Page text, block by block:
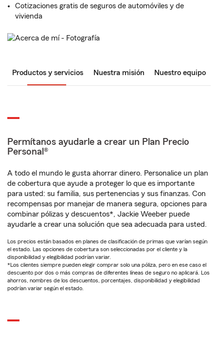
Cotizaciones gratis de seguros de automóviles y de
vivienda
Productos y servicios Nuestra misión Nuestro equipo
Permítanos ayudarle a crear un Plan Precio
Personal®
A todo el mundo le gusta ahorrar dinero. Personalice un plan
de cobertura que ayude a proteger lo que es importante
para usted: su familia, sus pertenencias y sus finanzas. Con
recompensas por manejar de manera segura, opciones para
combinar pólizas y descuentos*, Jackie Weeber puede
ayudarle a crear una solución que sea adecuada para usted.
Los precios están basados en planes de clasificación de primas que varían según
el estado. Las opciones de cobertura son seleccionadas por el cliente y la
disponibilidad y elegibilidad podrían variar.
*Los clientes siempre pueden elegir comprar solo una póliza, pero en ese caso el
descuento por dos o más compras de diferentes líneas de seguro no aplicará. Los
ahorros, nombres de los descuentos, porcentajes, disponibilidad y elegibilidad
podrían variar según el estado.